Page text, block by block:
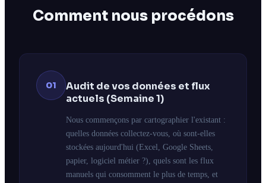
Comment nous procédons
01
Audit de vos données et flux
actuels (Semaine 1)
Nous commençons par cartographier l'existant :
quelles données collectez-vous, où sont-elles
stockées aujourd'hui (Excel, Google Sheets,
papier, logiciel métier ?), quels sont les flux
manuels qui consomment le plus de temps, et